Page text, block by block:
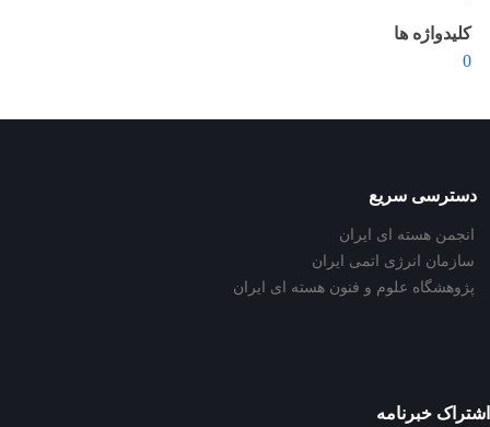
کلیدواژه ها
0
دسترسی سریع
انجمن هسته ای ایران
سازمان انرژی اتمی ایران
پژوهشگاه علوم و فنون هسته ای ایران
اشتراک خبرنامه